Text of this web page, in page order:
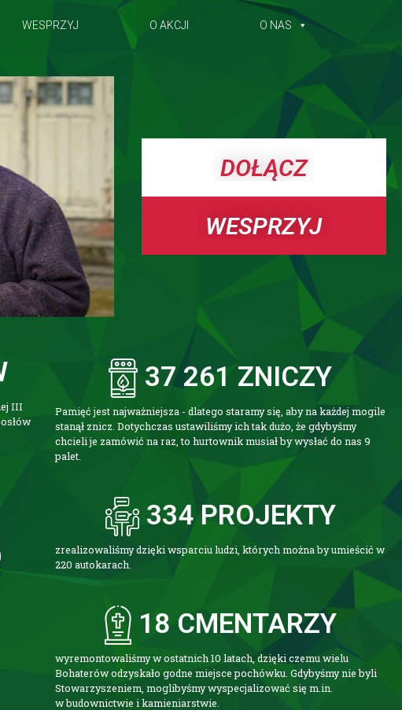
WESPRZYJ O AKCJI O NAS
DOŁĄCZ
WESPRZYJ
III
Pamięć jest najważniejsza - dlatego staramy się, aby na każdej mogile
stanął znicz. Dotychczas ustawiliśmy ich tak dużo, że gdybyśmy
chcieli je zamówić na raz, to hurtownik musiał by wysłać do nas 9
palet.
37 261 ZNICZY
zrealizowaliśmy dzięki wsparciu ludzi, których można by umieścić w
220 autokarach.
334 PROJEKTY
wyremontowaliśmy w ostatnich 10 latach, dzięki czemu wielu
Bohaterów odzyskało godne miejsce pochówku. Gdybyśmy nie byli
Stowarzyszeniem, moglibyśmy wyspecjalizować się m.in.
w budownictwie i kamieniarstwie.
18 CMENTARZY